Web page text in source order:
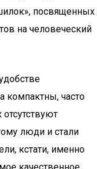
посвященных
на человеческий
компактны, часто
люди и стали
кстати, именно